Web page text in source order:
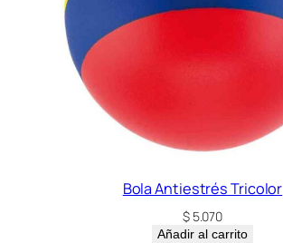
Bola Antiestrés Tricolor
$5.070
Añadir al carrito